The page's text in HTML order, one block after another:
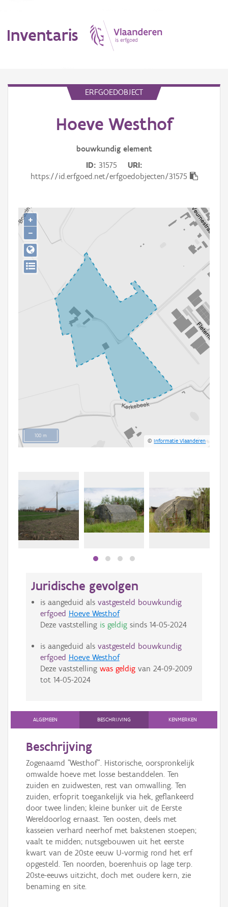
Inventaris
Gebeurtenis
Persoon of collectief
Downloads
ERFGOEDOBJECT
Hoeve Westhof
bouwkundig element
ID 31575
URI
https://id.erfgoed.net/erfgoedobjecten/31575
100 m
©Informatie Vlaanderen
+
−
Juridische gevolgen
is aangeduid als vastgesteld bouwkundig
erfgoed Hoeve Westhof
Deze vaststelling is geldigsinds 14-05-2024
is aangeduid als vastgesteld bouwkundig
erfgoed Hoeve Westhof
Deze vaststelling was geldigvan 24-09-2009
tot 14-05-2024
ALGEMEEN BESCHRIJVING KENMERKEN
Beschrijving
Zogenaamd "Westhof". Historische, oorspronkelijk
omwalde hoeve met losse bestanddelen. Ten
zuiden en zuidwesten, rest van omwalling. Ten
zuiden, erfoprit toegankelijk via hek, geflankeerd
door twee linden; kleine bunker uit de Eerste
Wereldoorlog ernaast. Ten oosten, deels met
kasseien verhard neerhof met bakstenen stoepen;
vaalt te midden; nutsgebouwen uit het eerste
kwart van de 20ste eeuw U-vormig rond het erf
opgesteld. Ten noorden, boerenhuis op lage terp.
20ste-eeuws uitzicht, doch met oudere kern, zie
benaming en site.